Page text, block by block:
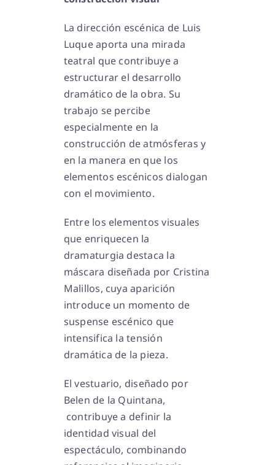
La dirección escénica de Luis
Luque aporta una mirada
teatral que contribuye a
estructurar el desarrollo
dramático de la obra. Su
trabajo se percibe
especialmente en la
construcción de atmósferas y
en la manera en que los
elementos escénicos dialogan
con el movimiento.
Entre los elementos visuales
que enriquecen la
dramaturgia destaca la
máscara diseñada por Cristina
Malillos, cuya aparición
introduce un momento de
suspense escénico que
intensifica la tensión
dramática de la pieza.
El vestuario, diseñado por
Belen de la Quintana,
contribuye a definir la
identidad visual del
espectáculo, combinando